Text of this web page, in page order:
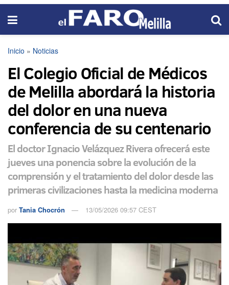
Inicio » Noticias
El Colegio Oficial de Médicos
de Melilla abordará la historia
del dolor en una nueva
conferencia de su centenario
El doctor Ignacio Velázquez Rivera ofrecerá este
jueves una ponencia sobre la evolución de la
comprensión y el tratamiento del dolor desde las
primeras civilizaciones hasta la medicina moderna
por Tania Chocrón 13/05/2026 09:57 CEST